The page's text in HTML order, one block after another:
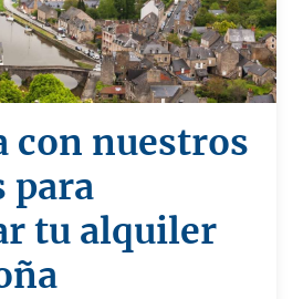
con nuestros
para
tu alquiler